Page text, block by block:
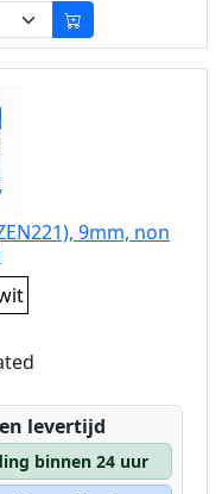
9mm, non
levertijd
binnen 24 uur